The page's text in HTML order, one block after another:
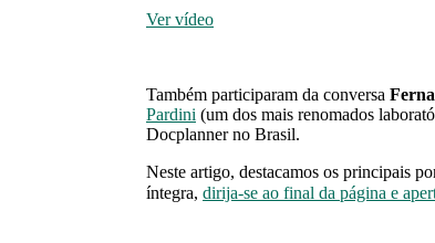
Ver vídeo
Também participaram da conversa
Pardini (um dos mais renomados
Docplanner no Brasil.
Neste artigo, destacamos os principais
íntegra, dirija-se ao final da página e